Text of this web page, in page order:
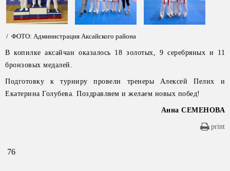
/ ФОТО: Администрация Аксайского района
В копилке аксайчан оказалось 18 золотых, 9 серебряных и 11
бронзовых медалей.
Подготовку к турниру провели тренеры Алексей Пелих и
Екатерина Голубева. Поздравляем и желаем новых побед!
Анна СЕМЕНОВА
print
76